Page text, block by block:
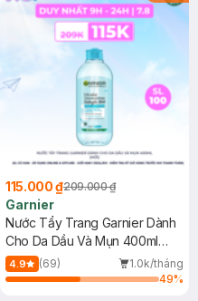
115.000 ₫209.000 ₫
Garnier
Nước Tẩy Trang Garnier Dành
Cho Da Dầu Và Mụn 400ml
(Mới)
4.9 (69)
1.0k/tháng
49%